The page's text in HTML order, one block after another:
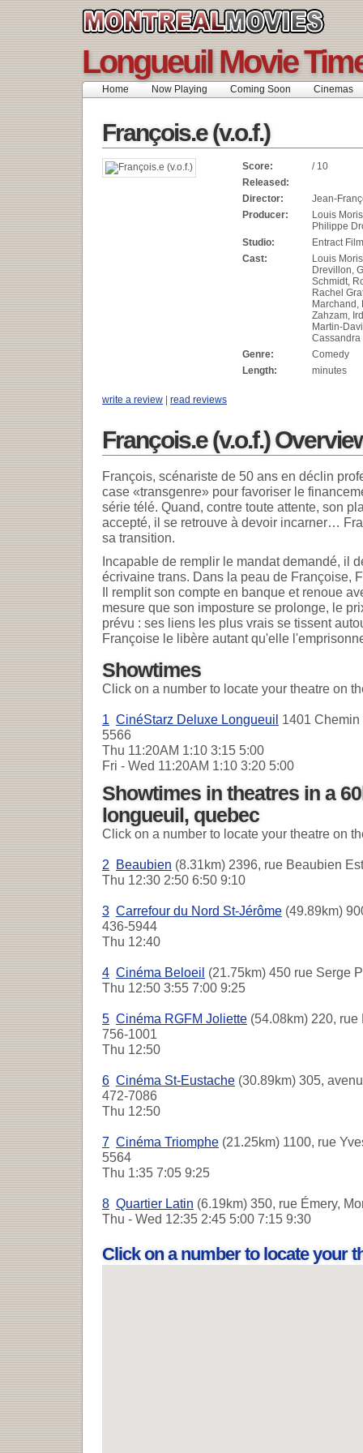
Longueuil Movie
Home Now Playing Coming Soon Cinemas
François.e (v.o.f.)
Score:
/ 10
Released:
Director:
Jean-
Producer:
Louis
Philippe
Studio:
Entract
Cast:
Louis
Drevillon,
Schmidt,
Rachel
Marchand,
Zahzam,
Martin-
Genre:
Comedy
Length:
minutes
write a review | read reviews
François.e (v.o.f.)
François, scénariste de 50 ans en déclin
case «transgenre» pour favoriser le
série télé. Quand, contre toute attente, son
accepté, il se retrouve à devoir incarner…
sa transition.
Incapable de remplir le mandat demandé, il
écrivaine trans. Dans la peau de Françoise,
Il remplit son compte en banque et renoue
mesure que son imposture se prolonge, le
prévu : ses liens les plus vrais se tissent
Françoise le libère autant qu'elle
Showtimes
Click on a number to locate your theatre on
1 CinéStarz Deluxe Longueuil 1401
5566
Thu 11:20AM 1:10 3:15 5:00
Fri - Wed 11:20AM 1:10 3:20 5:00
Showtimes in theatres in a
longueuil, quebec
Click on a number to locate your theatre on
2 Beaubien (8.31km) 2396, rue Beaubien
Thu 12:30 2:50 6:50 9:10
3 Carrefour du Nord St-Jérôme (49.89km)
436-5944
Thu 12:40
4 Cinéma Beloeil (21.75km) 450 rue Serge
Thu 12:50 3:55 7:00 9:25
5 Cinéma RGFM Joliette (54.08km) 220,
756-1001
Thu 12:50
6 Cinéma St-Eustache (30.89km) 305,
472-7086
Thu 12:50
7 Cinéma Triomphe (21.25km) 1100, rue
5564
Thu 1:35 7:05 9:25
8 Quartier Latin (6.19km) 350, rue Émery,
Thu - Wed 12:35 2:45 5:00 7:15 9:30
Click on a number to locate your